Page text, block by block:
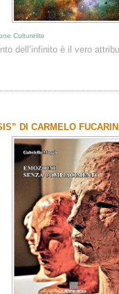
Culturelite
dell’infinito è il vero
DI CARMELO